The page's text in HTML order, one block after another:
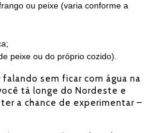
ou peixe (varia conforme a
peixe ou do próprio cozido).
sem ficar com água na
tá longe do Nordeste e
a chance de experimentar –